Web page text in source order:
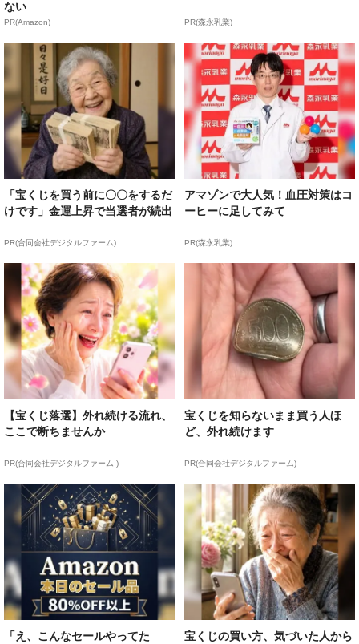
ない
PR(Amazon) PR(森永乳業)
「宝くじを買う前に〇〇をするだ
けです」金運上昇で当選者が続出
PR(合同会社デジタルファーム)
アマゾンで大人気！血圧対策はコ
ーヒーに足してみて
PR(森永乳業)
【宝くじ落選】外れ続ける流れ、
ここで断ちませんか
PR(合同会社デジタルファーム )
宝くじを知らないまま買う人ほ
ど、外れ続けます
PR(合同会社デジタルファーム)
「え、こんなセールやってた
宝くじの買い方、気づいた人から